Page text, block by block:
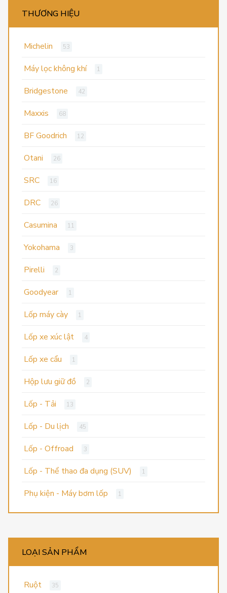
THƯƠNG HIỆU
Michelin 53
Máy lọc không khí 1
Bridgestone 42
Maxxis 68
BF Goodrich 12
Otani 26
SRC 16
DRC 26
Casumina 11
Yokohama 3
Pirelli 2
Goodyear 1
Lốp máy cày 1
Lốp xe xúc lật 4
Lốp xe cẩu 1
Hộp lưu giữ đồ 2
Lốp - Tải 13
Lốp - Du lịch 45
Lốp - Offroad 3
Lốp - Thể thao đa dụng (SUV) 1
Phụ kiện - Máy bơm lốp 1
LOẠI SẢN PHẨM
Ruột 35